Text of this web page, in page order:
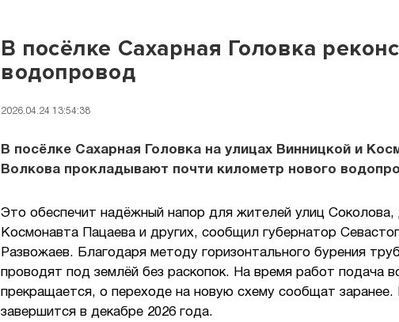
В посёлке Сахарная Головка
водопровод
2026.04.24 13:54:38
В посёлке Сахарная Головка на улицах Винницкой и
Волкова прокладывают почти километр нового
Это обеспечит надёжный напор для жителей улиц Соколова,
Космонавта Пацаева и других, сообщил губернатор
Развожаев. Благодаря методу горизонтального бурения
проводят под землёй без раскопок. На время работ подача
прекращается, о переходе на новую схему сообщат заранее.
завершится в декабре 2026 года.